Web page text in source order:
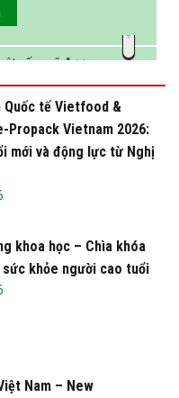
mục tiêu 3,4 tỷ lít
sống sẽ được
Quốc tế Vietfood &
Propack Vietnam 2026:
mới và động lực từ Nghị
khoa học – Chìa khóa
sức khỏe người cao tuổi
Nam – New